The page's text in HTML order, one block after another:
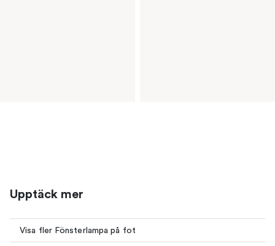
Upptäck mer
Visa fler Fönsterlampa på fot